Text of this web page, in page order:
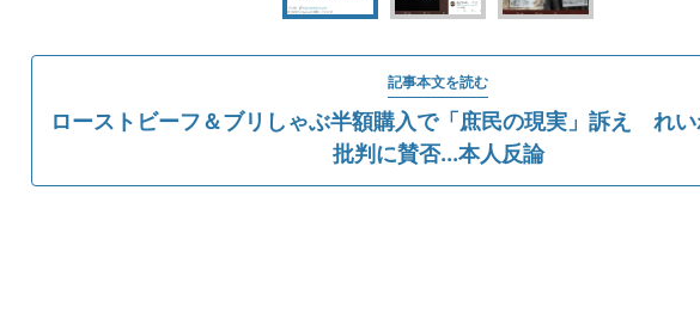
記事本文を読む
ローストビーフ＆ブリしゃぶ半額購入で「庶民の現実」訴え れ
批判に賛否...本人反論